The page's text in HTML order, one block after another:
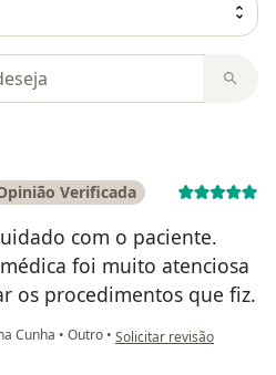
Verificada
com o paciente.
foi muito atenciosa
os procedimentos que fiz.
Cunha • Outro • na opinião do utilizador
Solicitar revisão